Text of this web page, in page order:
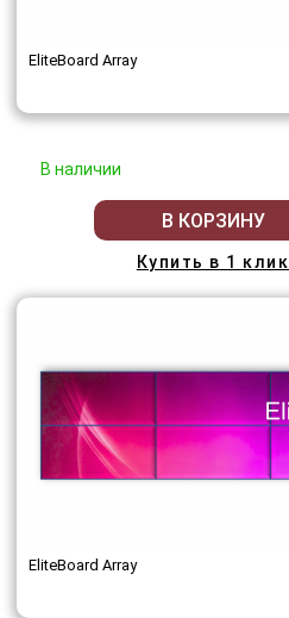
EliteBoard Array
В наличии
В КОРЗИНУ
Купить в 1 клик
EliteBoard Array